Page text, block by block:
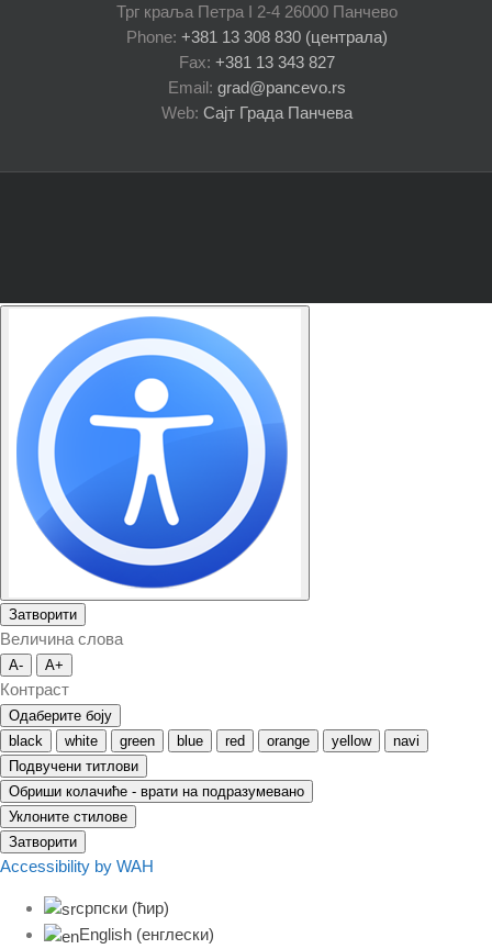
Трг краља Петра I 2-4 26000 Панчево
Phone: +381 13 308 830 (централа)
Fax: +381 13 343 827
Email: grad@pancevo.rs
Web: Сајт Града Панчева
Затворити
Величина слова
A- A+
Контраст
Одаберите боју
black
white green blue red orange yellow
navi
Подвучени титлови
Обриши колачиће - врати на подразумевано
Уклоните стилове
Затворити
Accessibility by WAH
српски (ћир)
English (енглески)